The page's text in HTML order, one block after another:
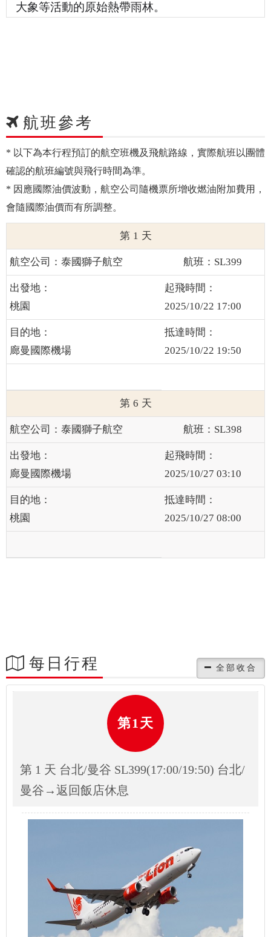
大象等活動的原始熱帶雨林。
航班參考
* 以下為本行程預訂的航空班機及飛航路線，實際航班以團體
確認的航班編號與飛行時間為準。
* 因應國際油價波動，航空公司隨機票所增收燃油附加費用，
會隨國際油價而有所調整。
1
泰國獅子航空 SL399
桃園 2025/10/22 17:00
廊曼國際機場 2025/10/22 19:50
6
泰國獅子航空 SL398
廊曼國際機場 2025/10/27 03:10
桃園 2025/10/27 08:00
每日行程
第1天
第 1 天 台北/曼谷 SL399(17:00/19:50) 台北/
曼谷→返回飯店休息